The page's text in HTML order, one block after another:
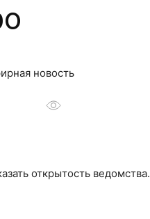
новость
открытость ведомства.